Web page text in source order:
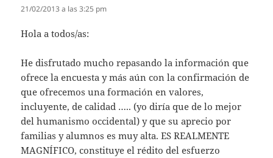
21/02/2013 a las 3:25 pm
Hola a todos/as:
He disfrutado mucho repasando la información que
ofrece la encuesta y más aún con la confirmación de
que ofrecemos una formación en valores,
incluyente, de calidad ….. (yo diría que de lo mejor
del humanismo occidental) y que su aprecio por
familias y alumnos es muy alta. ES REALMENTE
MAGNÍFICO, constituye el rédito del esfuerzo